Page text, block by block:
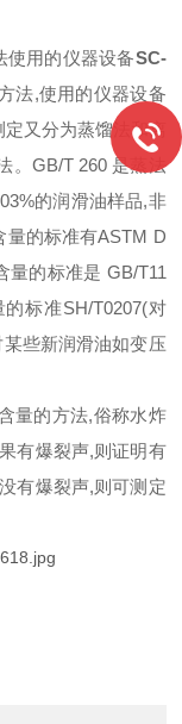
使用的仪器设备SC-
法,使用的仪器设备
定又分为蒸馏法和离
。GB/T 260 是蒸法
的润滑油样品,非
量的标准有ASTM D
量的标准是 GB/T11
标准SH/T0207(对
些新润滑油如变压
量的方法,俗称水炸
有爆裂声,则证明有
有爆裂声,则可测定